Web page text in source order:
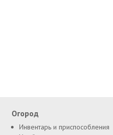
Огород
Инвентарь и приспособления